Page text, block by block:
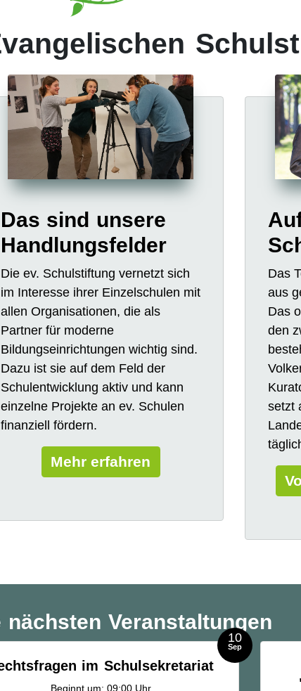
Das sind unsere
Handlungsfelder
Die ev. Schulstiftung vernetzt sich
im Interesse ihrer Einzelschulen mit
allen Organisationen, die als
Partner für moderne
Bildungseinrichtungen wichtig sind.
Dazu ist sie auf dem Feld der
Schulentwicklung aktiv und kann
einzelne Projekte an ev. Schulen
finanziell fördern.
Mehr erfahren
Das
aus
Das
den
setzt
nächsten Veranstaltungen
10
Sep
im Schulsekretariat
Beginnt um: 09:00 Uhr